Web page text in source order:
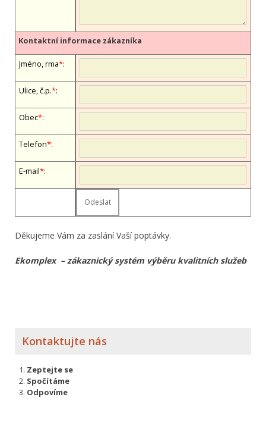
Kontaktní informace zákazníka
Jméno, firma*:
Ulice, č.p.*:
Obec*:
Telefon*:
E-mail*:
Děkujeme Vám za zaslání Vaší poptávky.
Ekomplex – zákaznický systém výběru kvalitních služeb
Kontaktujte nás
Zeptejte se
Spočítáme
Odpovíme